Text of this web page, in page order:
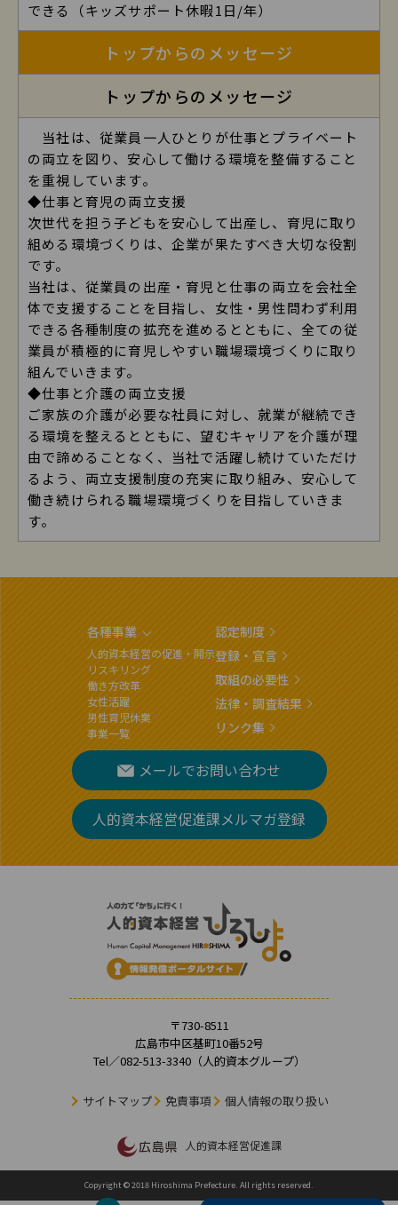
できる（キッズサポート休暇1日/年）
トップからのメッセージ
トップからのメッセージ
当社は、従業員一人ひとりが仕事とプライベート
の両立を図り、安心して働ける環境を整備すること
を重視しています。
◆仕事と育児の両立支援
次世代を担う子どもを安心して出産し、育児に取り
組める環境づくりは、企業が果たすべき大切な役割
です。
当社は、従業員の出産・育児と仕事の両立を会社全
体で支援することを目指し、女性・男性問わず利用
できる各種制度の拡充を進めるとともに、全ての従
業員が積極的に育児しやすい職場環境づくりに取り
組んでいきます。
◆仕事と介護の両立支援
ご家族の介護が必要な社員に対し、就業が継続でき
る環境を整えるとともに、望むキャリアを介護が理
由で諦めることなく、当社で活躍し続けていただけ
るよう、両立支援制度の充実に取り組み、安心して
働き続けられる職場環境づくりを目指していきま
す。
各種事業
人的資本経営の促進・開示
リスキリング
働き方改革
女性活躍
男性育児休業
事業一覧
認定制度
登録・宣言
取組の必要性
法律・調査結果
リンク集
メールでお問い合わせ
人的資本経営促進課メルマガ登録
〒730-8511
広島市中区基町10番52号
Tel／082-513-3340（人的資本グループ）
サイトマップ 免責事項 個人情報の取り扱い
人的資本経営促進課
Copyright © 2018 Hiroshima Prefecture. All rights reserved.